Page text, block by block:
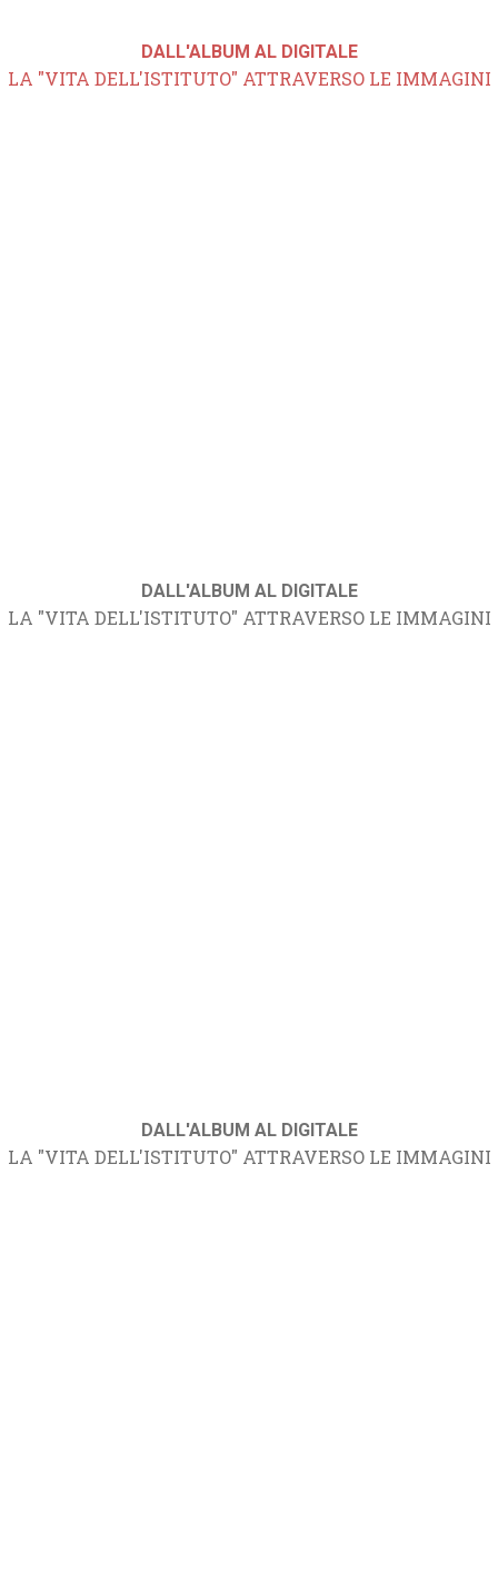
DALL'ALBUM AL DIGITALE
LA "VITA DELL'ISTITUTO" ATTRAVERSO LE IMMAGINI
DALL'ALBUM AL DIGITALE
LA "VITA DELL'ISTITUTO" ATTRAVERSO LE IMMAGINI
DALL'ALBUM AL DIGITALE
LA "VITA DELL'ISTITUTO" ATTRAVERSO LE IMMAGINI